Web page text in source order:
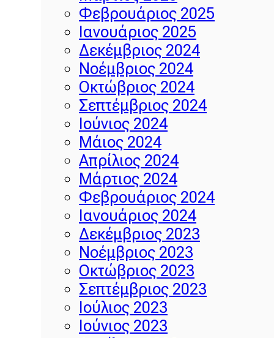
Φεβρουάριος 2025
Ιανουάριος 2025
Δεκέμβριος 2024
Νοέμβριος 2024
Οκτώβριος 2024
Σεπτέμβριος 2024
Ιούνιος 2024
Μάιος 2024
Απρίλιος 2024
Μάρτιος 2024
Φεβρουάριος 2024
Ιανουάριος 2024
Δεκέμβριος 2023
Νοέμβριος 2023
Οκτώβριος 2023
Σεπτέμβριος 2023
Ιούλιος 2023
Ιούνιος 2023